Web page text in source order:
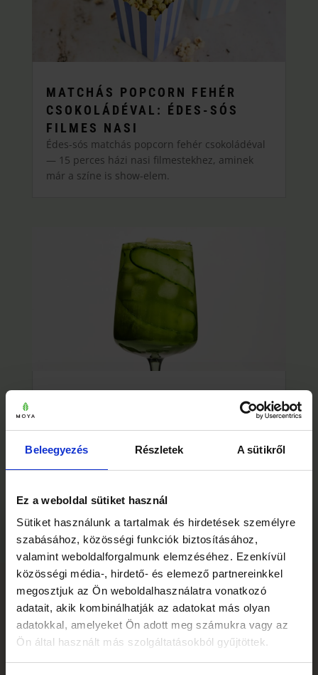
Beleegyezés Részletek A sütikről
Ez a weboldal sütiket használ
Sütiket használunk a tartalmak és hirdetések személyre
szabásához, közösségi funkciók biztosításához,
valamint weboldalforgalmunk elemzéséhez. Ezenkívül
közösségi média-, hirdető- és elemező partnereinkkel
megosztjuk az Ön weboldalhasználatra vonatkozó
adatait, akik kombinálhatják az adatokat más olyan
adatokkal, amelyeket Ön adott meg számukra vagy az
Ön által használt más szolgáltatásokból gyűjtöttek.
MATCHÁS POPCORN FEHÉR
CSOKOLÁDÉVAL: ÉDES-SÓS
FILMES NASI
Édes-sós matchás popcorn fehér csokoládéval
— 15 perces házi nasi filmestekhez, aminek
már a színe is show-elem.
Pezsgő, lime-os alkoholmentes matcha koktél
mézzel és uborkával — 5 perc alatt kész, és úgy
IRATKOZZ FEL
RECEPTAJÁNLÓNKRA
×
Mielőtt elmész… 🍵
Feliratkozásért azonnal küldjük ajándékba a3